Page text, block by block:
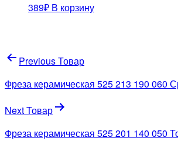
389₽ В корзину
Навигация
по
записям
Previous Товар
Фреза керамическая 525 213 190 060
Next Товар
Фреза керамическая 525 201 140 050